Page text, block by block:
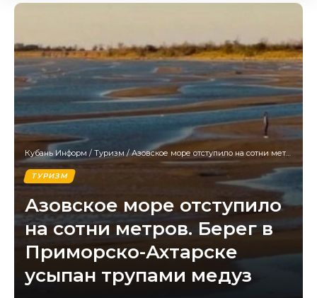
Кубань Информ / Туризм/Азовское море отступило на сотни метров. Берег в Приморско-Ахтарске усыпан трупами медуз
ТУРИЗМ
Азовское море отступило
на сотни метров. Берег в
Приморско-Ахтарске
усыпан трупами медуз